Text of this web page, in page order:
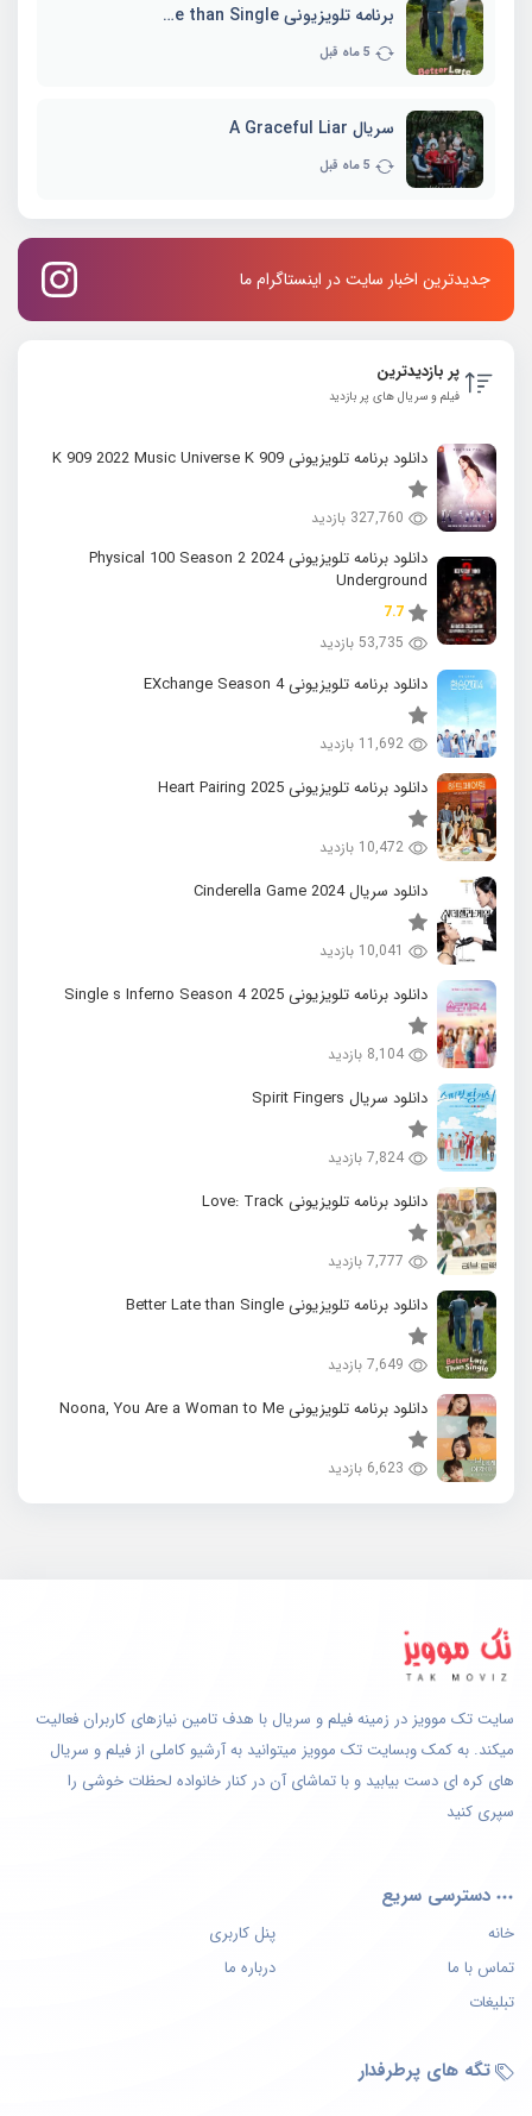
برنامه تلویزیونی Better Late than Single
5 ماه قبل
سریال A Graceful Liar
5 ماه قبل
جدیدترین اخبار سایت در اینستاگرام ما
پر بازدیدترین
فیلم و سریال های پر بازدید
دانلود برنامه تلویزیونی K 909 2022 Music Universe K 909
327,760 بازدید
دانلود برنامه تلویزیونی 2024 Physical 100 Season 2
Underground
7.7
53,735 بازدید
دانلود برنامه تلویزیونی EXchange Season 4
11,692 بازدید
دانلود برنامه تلویزیونی 2025 Heart Pairing
10,472 بازدید
دانلود سریال 2024 Cinderella Game
10,041 بازدید
دانلود برنامه تلویزیونی 2025 Single s Inferno Season 4
8,104 بازدید
دانلود سریال Spirit Fingers
7,824 بازدید
دانلود برنامه تلویزیونی Love: Track
7,777 بازدید
دانلود برنامه تلویزیونی Better Late than Single
7,649 بازدید
دانلود برنامه تلویزیونی Noona, You Are a Woman to Me
6,623 بازدید
سایت تک موویز در زمینه فیلم و سریال با هدف تامین نیازهای کاربران فعالیت
میکند. به کمک وبسایت تک موویز میتوانید به آرشیو کاملی از فیلم و سریال
های کره ای دست بیابید و با تماشای آن در کنار خانواده لحظات خوشی را
سپری کنید
دسترسی سریع
خانه
پنل کاربری
تماس با ما
درباره ما
تبلیغات
تگه های پرطرفدار